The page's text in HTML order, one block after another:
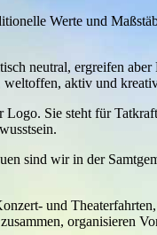
Werte und
neutral, ergreifen
aktiv und
Logo. Sie steht für
sind wir in der
und
organisieren